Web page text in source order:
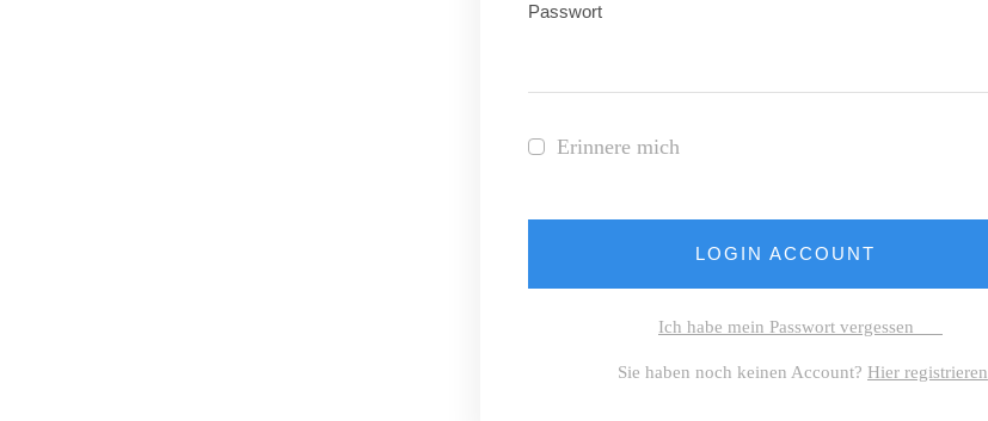
Passwort
Erinnere mich
LOGIN ACCOUNT
Ich habe mein Passwort vergessen
Sie haben noch keinen Account? Hier registrieren